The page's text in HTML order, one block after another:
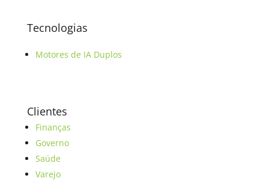
Tecnologias
Motores de IA Duplos
Clientes
Finanças
Governo
Saúde
Varejo